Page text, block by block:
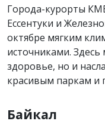
Города-курорты
Ессентуки и
октябре мягким
источниками.
здоровье, но и
красивым паркам и
Байкал